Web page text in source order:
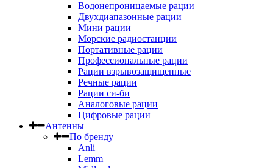
Водонепроницаемые рации
Двухдиапазонные рации
Мини рации
Морские радиостанции
Портативные рации
Профессиональные рации
Рации взрывозащищенные
Речные рации
Рации си-би
Аналоговые рации
Цифровые рации
Антенны
По бренду
Anli
Lemm